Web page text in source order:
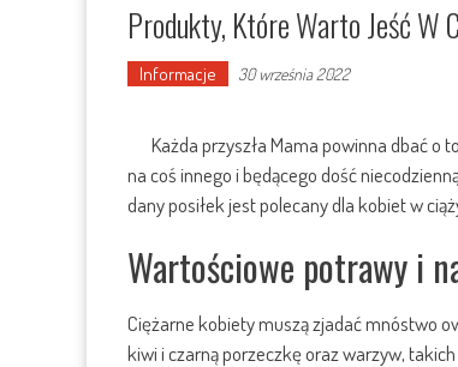
Produkty, Które Warto Jeść W
Informacje 30 września 2022
Każda przyszła Mama powinna dbać o
na coś innego i będącego dość
dany posiłek jest polecany dla kobiet w
Wartościowe potrawy i
Ciężarne kobiety muszą zjadać mnóstwo
kiwi i czarną porzeczkę oraz warzyw,